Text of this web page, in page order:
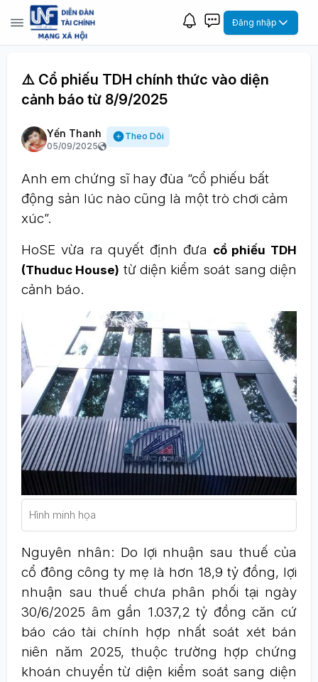
Đăng nhập
⚠️ Cổ phiếu TDH chính thức vào diện
cảnh báo từ 8/9/2025
Yến Thanh
05/09/2025
Theo Dõi
Anh em chứng sĩ hay đùa “cổ phiếu bất
động sản lúc nào cũng là một trò chơi cảm
xúc”.
HoSE vừa ra quyết định đưa cổ phiếu TDH
(Thuduc House) từ diện kiểm soát sang diện
cảnh báo.
Hình minh họa
Nguyên nhân: Do lợi nhuận sau thuế của
cổ đông công ty mẹ là hơn 18,9 tỷ đồng, lợi
nhuận sau thuế chưa phân phối tại ngày
30/6/2025 âm gần 1.037,2 tỷ đồng căn cứ
báo cáo tài chính hợp nhất soát xét bán
niên năm 2025, thuộc trường hợp chứng
khoán chuyển từ diện kiểm soát sang diện